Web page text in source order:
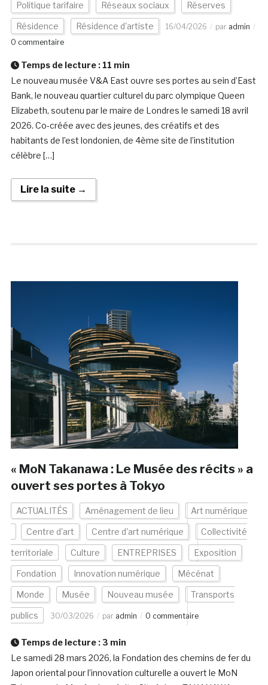
Politique tarifaire Réseaux sociaux Réserves
Résidence Résidence d'artiste 16/04/2026 par admin
0 commentaire
Temps de lecture : 11 min
Le nouveau musée V&A East ouvre ses portes au sein d’East
Bank, le nouveau quartier culturel du parc olympique Queen
Elizabeth, soutenu par le maire de Londres le samedi 18 avril
2026. Co-créée avec des jeunes, des créatifs et des
habitants de l’est londonien, de 4ème site de l’institution
célèbre […]
Lire la suite →
« MoN Takanawa : Le Musée des récits » a
ouvert ses portes à Tokyo
ACTUALITÉS Aménagement de lieu Art numérique
Centre d'art Centre d'art numérique Collectivité
territoriale Culture ENTREPRISES Exposition
Fondation Innovation numérique Mécénat
Monde Musée Nouveau musée Transports
publics 30/03/2026 par admin 0 commentaire
Temps de lecture : 3 min
Le samedi 28 mars 2026, la Fondation des chemins de fer du
Japon oriental pour l’innovation culturelle a ouvert le MoN